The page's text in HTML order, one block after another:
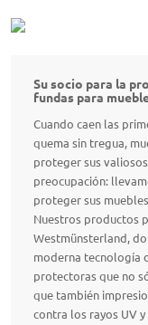
Su socio para la
fundas para
Cuando caen las
quema sin tregua,
proteger sus
preocupación:
proteger sus
Nuestros productos
Westmünsterland,
moderna tecnología
protectoras que no
que también
contra los rayos UV